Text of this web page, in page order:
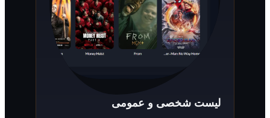
لیست شخصی و عمومی